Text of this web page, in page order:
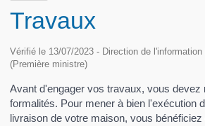
Travaux
Vérifié le 13/07/2023 - Direction de
(Première ministre)
Avant d'engager vos travaux, vous devez
formalités. Pour mener à bien l'exécution
livraison de votre maison, vous